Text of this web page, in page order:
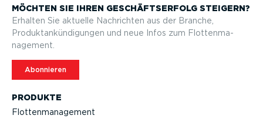
PRODUKTE
Flotten­ma­nagement
MÖCHTEN SIE IHREN GESCHÄFTS­ERFOLG STEIGERN?
Erhalten Sie aktuelle Nachrichten aus der Branche,
Produktan­kün­di­gungen und neue Infos zum Flotten­ma­
nagement.
Abonnieren